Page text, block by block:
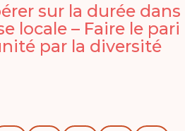
sur la durée dans
locale – Faire le pari
par la diversité